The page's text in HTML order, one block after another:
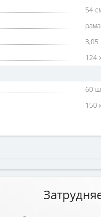
54
3,05
124
60
150